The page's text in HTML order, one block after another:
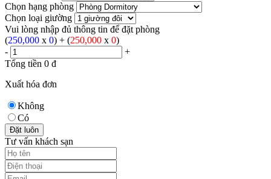
Chọn hạng phòng
Chọn loại giường
Vui lòng nhập đủ thông tin để đặt phòng
(250,000 x 0) + (250,000 x 0)
-
+
Tổng tiền 0 đ
Xuất hóa đơn
Không
Có
Đặt luôn
Tư vấn khách sạn